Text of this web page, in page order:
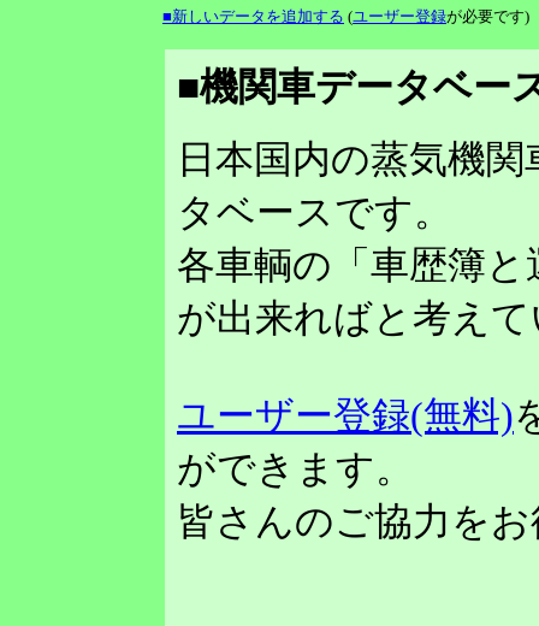
■新しいデータを追加する (ユーザー登録が必要です)
■機関車データベー
日本国内の蒸気機
タベースです。
各車輌の「車歴簿
が出来ればと考え
ユーザー登録(無料)
ができます。
皆さんのご協力を